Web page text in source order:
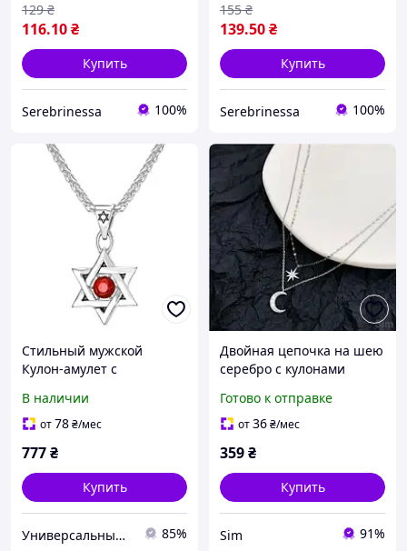
116.10₴
129 ₴
Купить
Serebrinessa 100%
139.50₴
155 ₴
Купить
Serebrinessa 100%
Стильный мужской
Кулон-амулет с
Давида" на цепи 50 см
[14203] Meirenpeixi Zhijia
В наличии
от78₴/мес
777₴
Купить
Универсальный Интернет-магазин POPULAR 85%
Двойная цепочка на шею
серебро с кулонами
женская многослойная
бижутерия, стильное
Готово к отправке
от36₴/мес
359₴
Купить
Sim 91%